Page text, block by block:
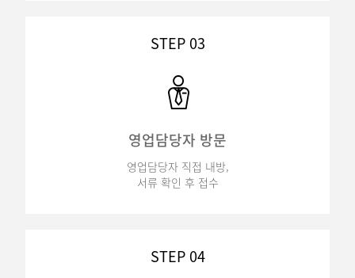
STEP 03
영업담당자 방문
영업담당자 직접 내방,
서류 확인 후 접수
STEP 04